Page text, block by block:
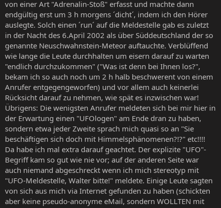
von einer Art "Adrenalin-Stoß" erfasst und machte dann
endgültig erst um 3 h morgens ´dicht´, indem ich den Hörer
auslegte. Solch einen ´run´ auf die Meldestelle gab es zuletzt
in der Nacht des 6.April 2002 als über Süddeutschland der so
genannte Neuschwahnstein-Meteor auftauchte. Verblüffend
wie lange die Leute durchhalten um eisern darauf zu warten
"endlich durchzukommen" ("Was ist denn bei Ihnen los?",
bekam ich so auch noch um 2 h halb beschwerent von einem
Anrufer entgegengeworfen) und vor allem auch keinerlei
Rücksicht darauf zu nehmen, wie spät es inzwischen war!
Übrigens: Die wenigsten Anrufer meldeten sich bei mir hier in
der Erwartung einen "UFOlogen" am Ende dran zu haben,
sondern etwa jeder Zweite sprach mich quasi so an "Sie
beschäftigen sich doch mit Himmelsphänomenen?!?" etc!!!!
Da habe ich mal extra darauf geachtet. Der explizite "UFO"-
Begriff kam so gut wie nie vor; auf der anderen Seite war
auch niemand abgeschreckt wenn ich mich stereotyp mit
"UFO-Meldestelle, Walter bitte!" meldete. Einige Leute sagten
von sich aus mich via Internet gefunden zu haben (schickten
aber keine pseudo-anonyme eMail, sondern WOLLTEN mit